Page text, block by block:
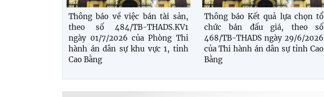
Thông báo về việc bán tài sản,
theo số 484/TB-THADS.KV1
ngày 01/7/2026 của Phòng Thi
hành án dân sự khu vực 1, tỉnh
Cao Bằng
Thông báo Kết quả lựa chọn tổ
chức bán đấu giá, theo số
468/TB-THADS ngày 29/6/2026
của Thi hành án dân sự tỉnh Cao
Bằng